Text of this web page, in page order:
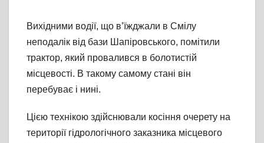
Вихідними водії, що в’їжджали в Смілу
неподалік від бази Шапіровського, помітили
трактор, який провалився в болотистій
місцевості. В такому самому стані він
перебуває і нині.
Цією технікою здійснювали косіння очерету на
території гідрологічного заказника місцевого